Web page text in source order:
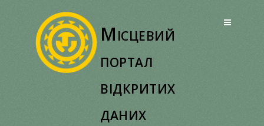
Місцевий
портал
відкритих
даних